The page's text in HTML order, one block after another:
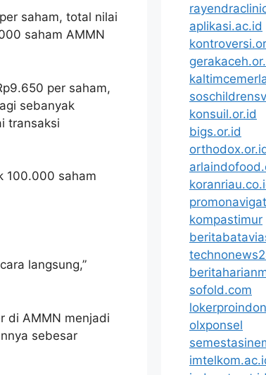
saham, total nilai
saham AMMN
per saham,
sebanyak
transaksi
100.000 saham
langsung,”
di AMMN menjadi
sebesar
aplikasi.ac.id
konsuil.or.id
bigs.or.id
kompastimur
sofold.com
olxponsel